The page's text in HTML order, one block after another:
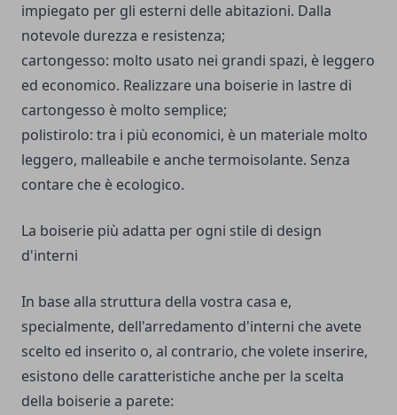
impiegato per gli esterni delle abitazioni. Dalla
notevole durezza e resistenza;
cartongesso: molto usato nei grandi spazi, è leggero
ed economico. Realizzare una boiserie in lastre di
cartongesso è molto semplice;
polistirolo: tra i più economici, è un materiale molto
leggero, malleabile e anche termoisolante. Senza
contare che è ecologico.
La boiserie più adatta per ogni stile di design
d'interni
In base alla struttura della vostra casa e,
specialmente, dell'arredamento d'interni che avete
scelto ed inserito o, al contrario, che volete inserire,
esistono delle caratteristiche anche per la scelta
della boiserie a parete: